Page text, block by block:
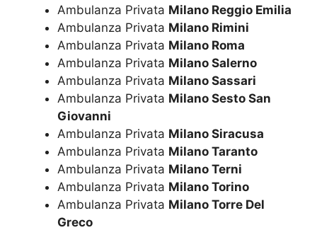
Ambulanza Privata Milano Reggio Emilia
Ambulanza Privata Milano Rimini
Ambulanza Privata Milano Roma
Ambulanza Privata Milano Salerno
Ambulanza Privata Milano Sassari
Ambulanza Privata Milano Sesto San
Giovanni
Ambulanza Privata Milano Siracusa
Ambulanza Privata Milano Taranto
Ambulanza Privata Milano Terni
Ambulanza Privata Milano Torino
Ambulanza Privata Milano Torre Del
Greco